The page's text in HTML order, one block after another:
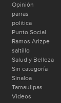
Opinión
parras
politica
Punto Social
Ramos Arizpe
saltillo
Salud y Belleza
Sin categoría
Sinaloa
Tamaulipas
Videos